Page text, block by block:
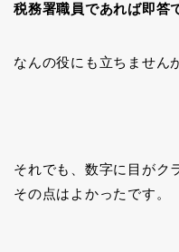
税務署職員であれば即答
なんの役にも立ちません
それでも、数字に目がク
その点はよかったです。